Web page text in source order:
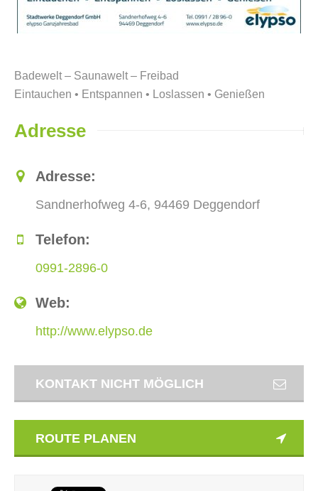
Badewelt – Saunawelt – Freibad
Eintauchen • Entspannen • Loslassen • Genießen
Adresse
Adresse:
Sandnerhofweg 4-6, 94469 Deggendorf
Telefon:
0991-2896-0
Web:
http://www.elypso.de
KONTAKT NICHT MÖGLICH
ROUTE PLANEN